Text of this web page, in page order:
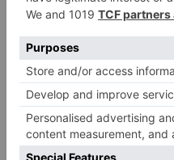
Pérez Bolo a
Burgos cf ficha
lisandro
lópez